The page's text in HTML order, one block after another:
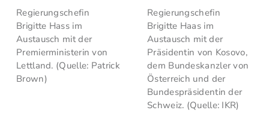
Regierungschefin
Brigitte Hass im
Austausch mit der
Premierministerin von
Lettland. (Quelle: Patrick
Brown)
Regierungschefin
Brigitte Haas im
Austausch mit der
Präsidentin von Kosovo,
dem Bundeskanzler von
Österreich und der
Bundespräsidentin der
Schweiz. (Quelle: IKR)